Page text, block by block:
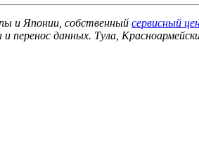
и Японии, собственный сервисный
данных. Тула,